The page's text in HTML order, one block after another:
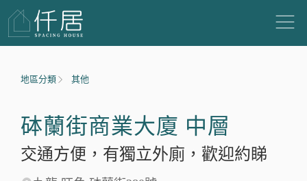
地區分類 其他
砵蘭街商業大廈 中層
交通方便，有獨立外廁，歡迎約睇